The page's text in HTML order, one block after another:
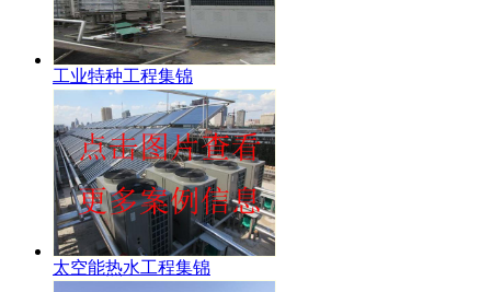
工业特种工程集锦
太空能热水工程集锦